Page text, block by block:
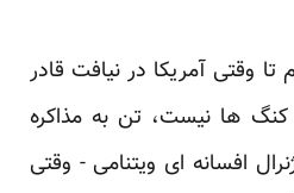
وقتی آمریکا در نیافت قادر
ها نیست، تن به مذاکره
افسانه ای ویتنامی - وقتی